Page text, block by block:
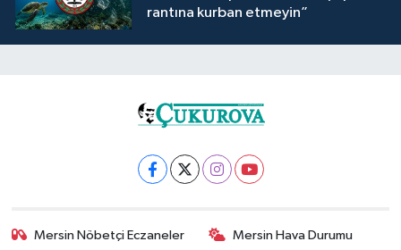
rantına kurban etmeyin”
Mersin Nöbetçi Eczaneler Mersin Hava Durumu